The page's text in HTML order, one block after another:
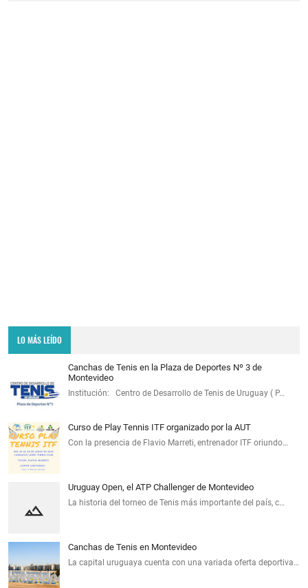
LO MÁS LEÍDO
Canchas de Tenis en la Plaza de Deportes Nº 3 de
Montevideo
Institución: Centro de Desarrollo de Tenis de Uruguay ( P…
Curso de Play Tennis ITF organizado por la AUT
Con la presencia de Flavio Marreti, entrenador ITF oriundo…
Uruguay Open, el ATP Challenger de Montevideo
La historia del torneo de Tenis más importante del país, c…
Canchas de Tenis en Montevideo
La capital uruguaya cuenta con una variada oferta deportiva…